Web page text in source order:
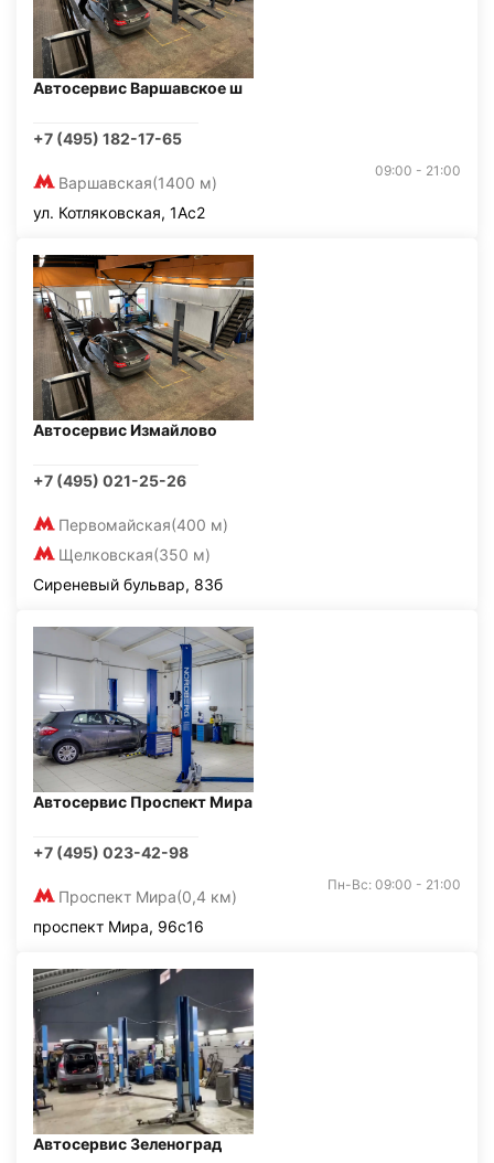
Автосервис Варшавское ш
+7 (495) 182-17-65
Варшавская(1400 м)
09:00 - 21:00
ул. Котляковская, 1Ас2
Автосервис Измайлово
+7 (495) 021-25-26
Первомайская(400 м)
Щелковская(350 м)
Сиреневый бульвар, 83б
Автосервис Проспект Мира
+7 (495) 023-42-98
Проспект Мира(0,4 км)
Пн-Вс: 09:00 - 21:00
проспект Мира, 96с16
Автосервис Зеленоград